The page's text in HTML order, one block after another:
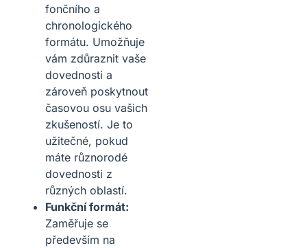
fončního a
chronologického
formátu. Umožňuje
vám zdůraznit vaše
dovednosti a
zároveň poskytnout
časovou osu vašich
zkušeností. Je to
užitečné, pokud
máte různorodé
dovednosti z
různých oblastí.
Funkční formát:
Zaměřuje se
především na